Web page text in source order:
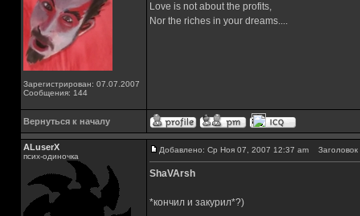
Зарегистрирован: 07.07.2007
Сообщения: 144
Love is not about the profits,
Nor the riches in your dreams....
Вернуться к началу
ALuserX
псих-одиночка
Добавлено: Ср Ноя 07, 2007 12:37 am
ShaVArsh
*кончил и закурил*?)